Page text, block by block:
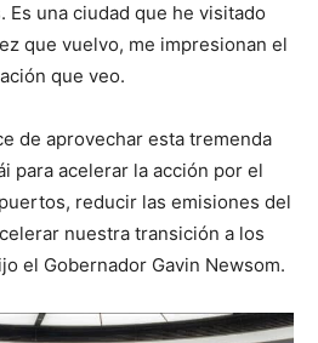
Es una ciudad que he visitado
que vuelvo, me impresionan el
que veo.
de aprovechar esta tremenda
para acelerar la acción por el
reducir las emisiones del
nuestra transición a los
el Gobernador Gavin Newsom.